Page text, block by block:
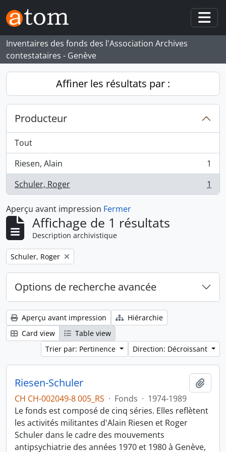
Skip to main content
Inventaires des fonds des l'Association Archives
contestataires - Genève
Affiner les résultats par :
Producteur
Tout
Riesen, Alain
, 1 résultats
1
Schuler, Roger
, 1 résultats 1
Aperçu avant impression Fermer
Affichage de 1 résultats
Description archivistique
Remove filter:
Schuler, Roger
Options de recherche avancée
Aperçu avant impression
Hiérarchie
Card view
Table view
Trier par: Pertinence
Direction: Décroissant
Riesen-Schuler
CH CH-002049-8 005_RS · Fonds · 1974-1989
Le fonds est composé de cinq séries. Elles reflètent
les activités militantes d'Alain Riesen et Roger
Schuler dans le cadre des mouvements
antipsychiatrie des années 1970 et 1980 à Genève,